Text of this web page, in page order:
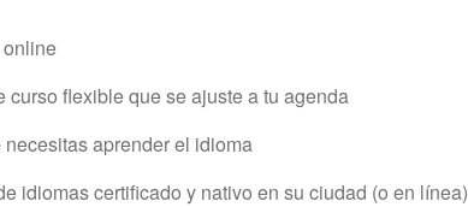
flexible que se ajuste a tu agenda
aprender el idioma
idiomas certificado y nativo en su ciudad (o en línea)